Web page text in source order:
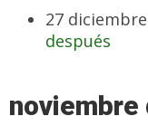
27
después
noviembre